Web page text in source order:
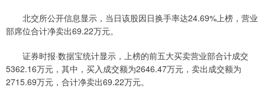
北交所公开信息显示，当日该股因日换手率达24.69%上榜，营业
部席位合计净卖出69.22万元。
证券时报·数据宝统计显示，上榜的前五大买卖营业部合计成交
5362.16万元，其中，买入成交额为2646.47万元，卖出成交额为
2715.69万元，合计净卖出69.22万元。